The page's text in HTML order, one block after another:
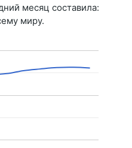
месяц составила:
миру.